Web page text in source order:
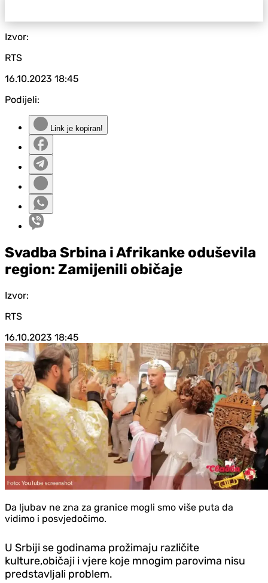
Izvor:
RTS
16.10.2023 18:45
Podijeli:
Link je kopiran!
Svadba Srbina i Afrikanke oduševila
region: Zamijenili običaje
Izvor:
RTS
16.10.2023 18:45
Da ljubav ne zna za granice mogli smo više puta da
vidimo i posvjedočimo.
U Srbiji se godinama prožimaju različite
kulture,običaji i vjere koje mnogim parovima nisu
predstavljali problem.